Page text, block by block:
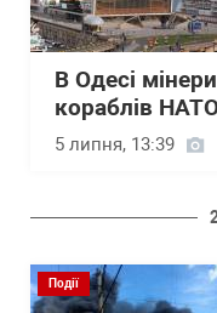
В Одесі
кораблів
5 липня, 13:39
Події